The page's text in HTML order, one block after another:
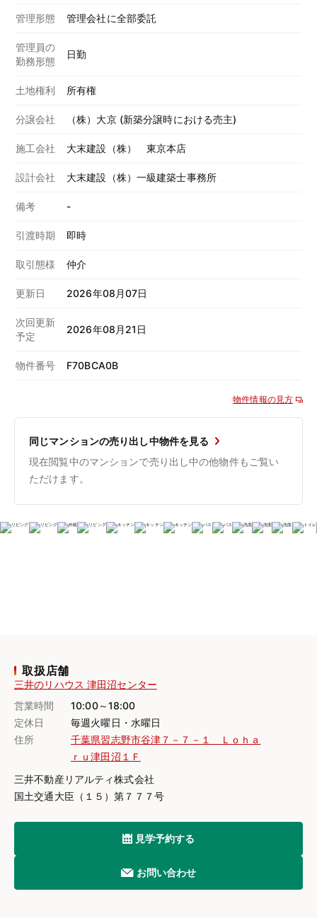
管理形態 管理会社に全部委託
管理員の
勤務形態
日勤
土地権利 所有権
分譲会社 （株）大京 (新築分譲時における売主)
施工会社 大末建設（株） 東京本店
設計会社 大末建設（株）一級建築士事務所
備考 -
引渡時期 即時
取引態様 仲介
更新日 2026年08月07日
次回更新
予定
2026年08月21日
物件番号 F70BCA0B
物件情報の見方
同じマンションの売り出し中物件を見る
現在閲覧中のマンションで売り出し中の他物件もご覧い
ただけます。
取扱店舗
三井のリハウス 津田沼センター
営業時間
10:00～18:00
定休日
毎週火曜日・水曜日
住所
千葉県習志野市谷津７－７－１ Ｌｏｈａ
ｒｕ津田沼１Ｆ
三井不動産リアルティ株式会社
国土交通大臣（１５）第７７７号
見学予約する
お問い合わせ